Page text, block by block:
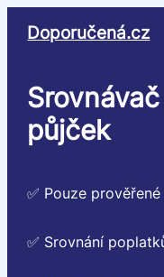
Doporučená.cz
půjček
✅ Pouze
✅ Srovnání